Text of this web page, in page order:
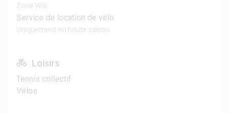
Zone Wifi
Service de location de vélo
Uniquement en haute saison
Loisirs
Tennis collectif
Vélos